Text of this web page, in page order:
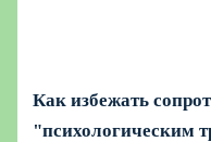
Как избежать
"психологическим